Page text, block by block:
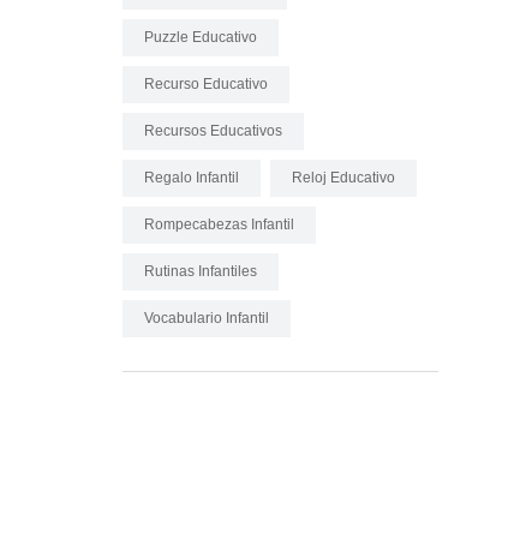
Puzzle Educativo
Recurso Educativo
Recursos Educativos
Regalo Infantil Reloj Educativo
Rompecabezas Infantil
Rutinas Infantiles
Vocabulario Infantil